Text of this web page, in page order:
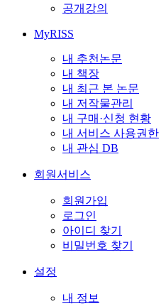
공개강의
MyRISS
내 추천논문
내 책장
내 최근 본 논문
내 저작물관리
내 구매·신청 현황
내 서비스 사용권한
내 관심 DB
회원서비스
회원가입
로그인
아이디 찾기
비밀번호 찾기
설정
내 정보